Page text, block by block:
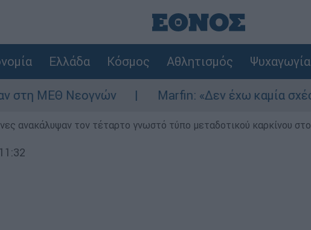
Ελλάδα Κόσμος Αθλητισμός Ψυχαγωγία
ΜΕΘ Νεογνών Marfin: «Δεν έχω καμία σχέση
ανακάλυψαν τον τέταρτο γνωστό τύπο μεταδοτικού καρκίνου